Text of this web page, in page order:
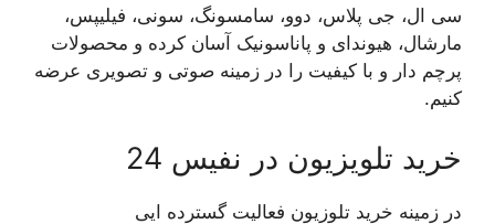
سی ال، جی پلاس، دوو، سامسونگ، سونی، فیلیپس،
مارشال، هیوندای و پاناسونیک آسان کرده و محصولات
پرچم دار و با کیفیت را در زمینه صوتی و تصویری عرضه
کنیم.
خرید تلویزیون در نفیس 24
در زمینه خرید تلوزیون فعالیت گسترده ایی